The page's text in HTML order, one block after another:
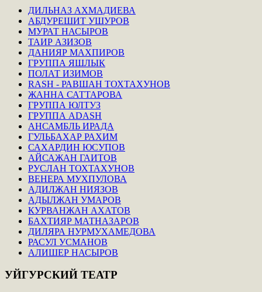
ДИЛЬНАЗ АХМАДИЕВА
АБДУРЕШИТ УШУРОВ
МУРАТ НАСЫРОВ
ТАИР АЗИЗОВ
ДАНИЯР МАХПИРОВ
ГРУППА ЯШЛЫК
ПОЛАТ ИЗИМОВ
RASH - РАВШАН ТОХТАХУНОВ
ЖАННА САТТАРОВА
ГРУППА ЮЛТУЗ
ГРУППА ADASH
АНСАМБЛЬ ИРАДА
ГУЛЬБАХАР РАХИМ
САХАРДИН ЮСУПОВ
АЙСАЖАН ГАИТОВ
РУСЛАН ТОХТАХУНОВ
ВЕНЕРА МУХПУЛОВА
АДИЛЖАН НИЯЗОВ
АДЫЛЖАН УМАРОВ
КУРВАНЖАН АХАТОВ
БАХТИЯР МАТНАЗАРОВ
ДИЛЯРА НУРМУХАМЕДОВА
РАСУЛ УСМАНОВ
АЛИШЕР НАСЫРОВ
УЙГУРСКИЙ ТЕАТР